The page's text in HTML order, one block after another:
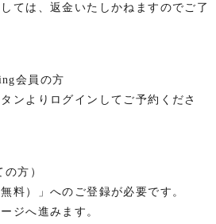
ては、返金いたしかねますのでご了
会員の方
ンよりログインしてご予約くださ
方）
料）」へのご登録が必要です。
ジへ進みます。